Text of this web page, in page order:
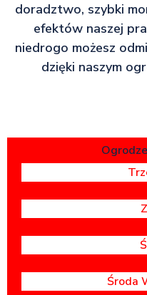
doradztwo, szybki
efektów naszej
niedrogo możesz
dzięki naszym
Środa